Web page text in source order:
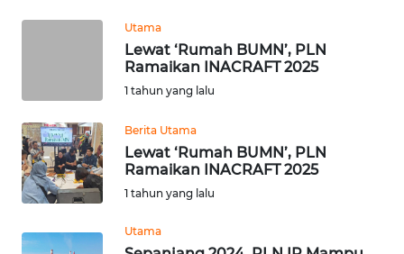
Utama
Lewat ‘Rumah BUMN’, PLN
Ramaikan INACRAFT 2025
1 tahun yang lalu
Berita Utama
Lewat ‘Rumah BUMN’, PLN
Ramaikan INACRAFT 2025
1 tahun yang lalu
Utama
WN
BANTEN
WN
NTT
KEPRI